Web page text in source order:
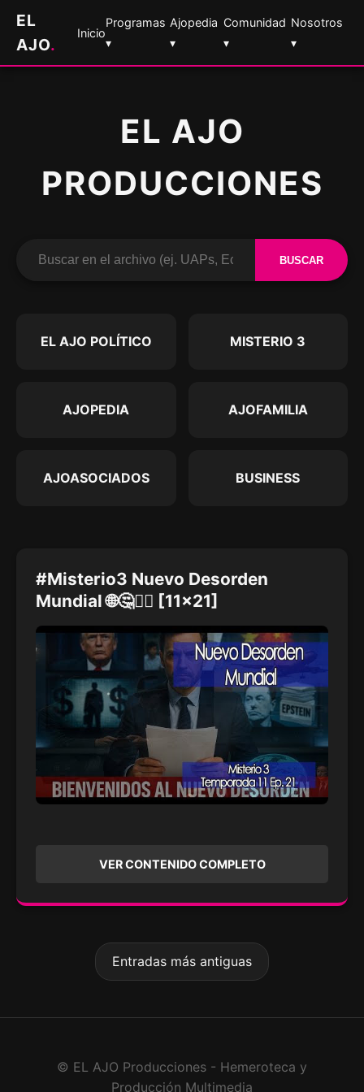
EL
AJO.
Inicio
Programas
▾
Ajopedia
▾
Comunidad
▾
Nosotros
▾
EL AJO
PRODUCCIONES
BUSCAR
EL AJO POLÍTICO MISTERIO 3
AJOPEDIA AJOFAMILIA
AJOASOCIADOS BUSINESS
#Misterio3 Nuevo Desorden
Mundial 🌐🤔🤷‍♂️ [11x21]
VER CONTENIDO COMPLETO
Entradas más antiguas
© EL AJO Producciones - Hemeroteca y
Producción Multimedia